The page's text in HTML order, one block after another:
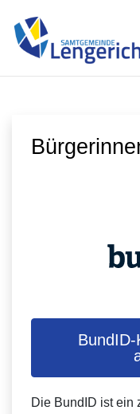
Zum Hauptinhalt
Die BundID ist ein